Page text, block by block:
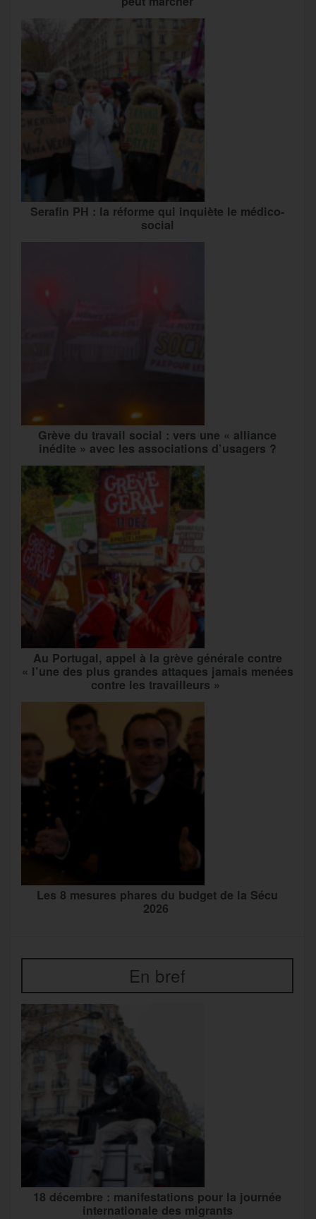
Serafin PH : la réforme qui inquiète le médico-
social
Grève du travail social : vers une « alliance
inédite » avec les associations d’usagers ?
Au Portugal, appel à la grève générale contre
« l’une des plus grandes attaques jamais menées
contre les travailleurs »
Les 8 mesures phares du budget de la Sécu
2026
En bref
18 décembre : manifestations pour la journée
internationale des migrants